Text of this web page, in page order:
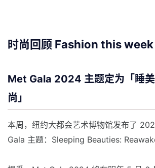
时尚回顾 Fashion this week
Met Gala 2024 主题定为「睡
尚」
本周，纽约大都会艺术博物馆发布了
Gala 主题：Sleeping Beauties: